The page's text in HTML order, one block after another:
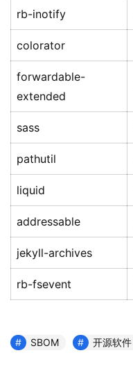
rb-inotify
colorator
forwardable-
extended
sass
pathutil
liquid
addressable
jekyll-archives
rb-fsevent
SBOM 开源软件